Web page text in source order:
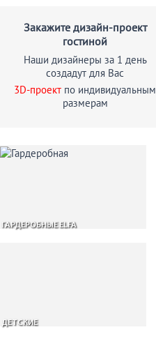
Закажите дизайн-проект
гостиной
Наши дизайнеры за 1 день
создадут для Вас
3D-проект по индивидуальным
размерам
ГАРДЕРОБНЫЕ ELFA
ДЕТСКИЕ